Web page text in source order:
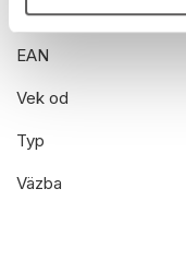
Prekladateľ
EAN
Vek od
Typ
Väzba